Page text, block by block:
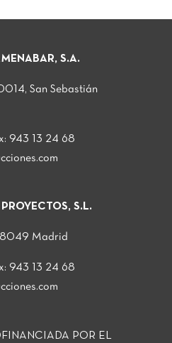
S.A.
San Sebastián
943 13 24 68
S.L.
Madrid
943 13 24 68
POR EL